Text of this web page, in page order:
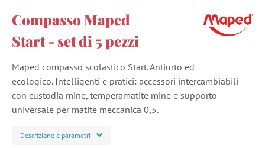
Compasso Maped
Start - set di 5 pezzi
Maped compasso scolastico Start. Antiurto ed
ecologico. Intelligenti e pratici: accessori intercambiabili
con custodia mine, temperamatite mine e supporto
universale per matite meccanica 0,5.
Descrizione e parametri